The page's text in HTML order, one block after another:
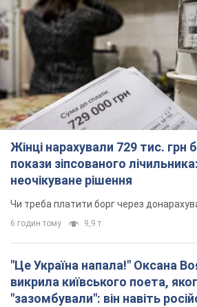
Жінці нарахували 729 тис. грн
покази зіпсованого
неочікуване рішення
Чи треба платити борг через
6 годин тому 9,9 т.
"Це Україна напала!" Оксана
викрила київського поета,
"зазомбували": він навіть